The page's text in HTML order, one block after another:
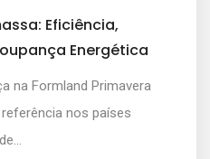
Eficiência,
Energética
na Formland Primavera
nos países